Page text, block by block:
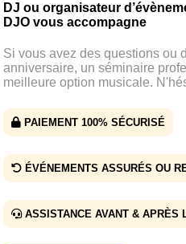
DJ ou organisateur
DJO vous accompagne
Si vous avez des questions ou
anniversaire, un séminaire
meilleure option musicale.
PAIEMENT 100% SÉCURISÉ
ÉVÉNEMENTS ASSURÉS OU
ASSISTANCE AVANT & APRÈS